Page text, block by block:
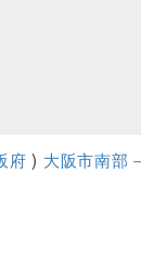
府 ) 大阪市南部